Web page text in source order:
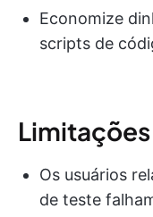
Economize
scripts de
Os usuários
de teste